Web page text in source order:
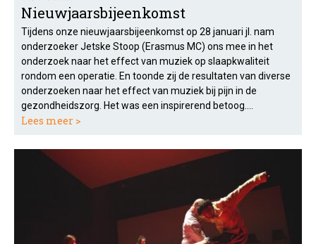
Nieuwjaarsbijeenkomst
Tijdens onze nieuwjaarsbijeenkomst op 28 januari jl. nam
onderzoeker Jetske Stoop (Erasmus MC) ons mee in het
onderzoek naar het effect van muziek op slaapkwaliteit
rondom een operatie. En toonde zij de resultaten van diverse
onderzoeken naar het effect van muziek bij pijn in de
gezondheidszorg. Het was een inspirerend betoog….
Lees meer >